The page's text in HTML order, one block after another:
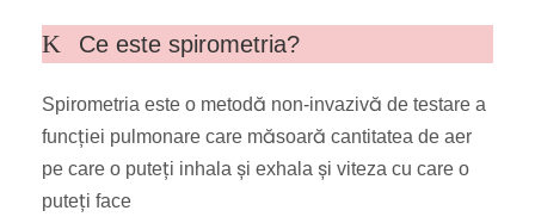
Ce este spirometria?
Spirometria este o metodă non-invazivă de testare a
funcției pulmonare care măsoară cantitatea de aer
pe care o puteți inhala și exhala și viteza cu care o
puteți face